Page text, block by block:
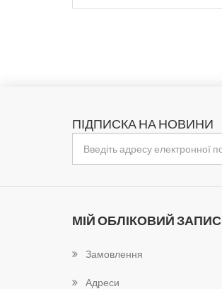
ПІДПИСКА НА НОВИНИ
МІЙ ОБЛІКОВИЙ ЗАПИС
Замовлення
Адреси